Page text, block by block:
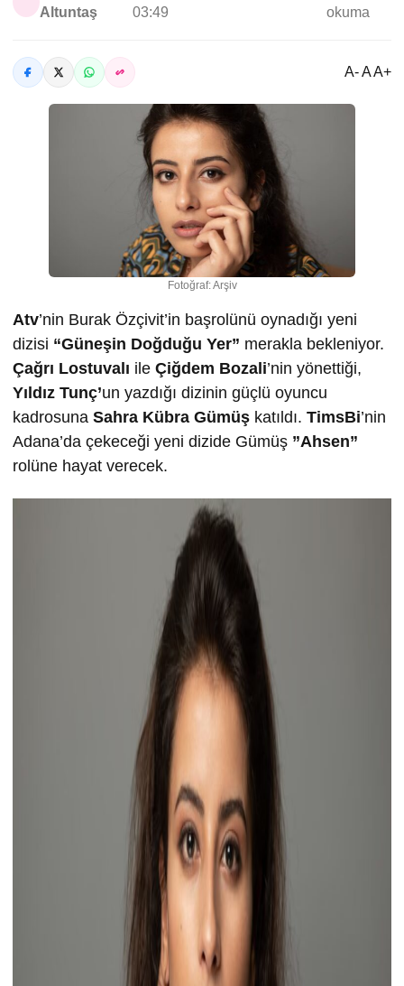
Altuntaş
03:49
okuma
A- A A+
Fotoğraf: Arşiv
Atv’nin Burak Özçivit’in başrolünü oynadığı yeni
dizisi “Güneşin Doğduğu Yer” merakla bekleniyor.
Çağrı Lostuvalı ile Çiğdem Bozali’nin yönettiği,
Yıldız Tunç’un yazdığı dizinin güçlü oyuncu
kadrosuna Sahra Kübra Gümüş katıldı. TimsBi’nin
Adana’da çekeceği yeni dizide Gümüş ”Ahsen”
rolüne hayat verecek.